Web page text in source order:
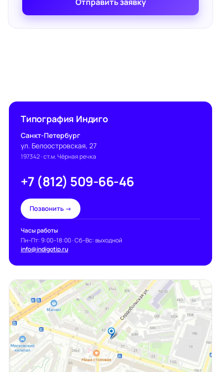
Типография Индиго
Санкт-Петербург
ул. Белоостровская, 27
197342· ст.м. Чёрная речка
+7 (812) 509-66-46
Позвонить →
Часы работы
Пн–Пт: 9:00–18:00 · Сб–Вс: выходной
info@indigotip.ru